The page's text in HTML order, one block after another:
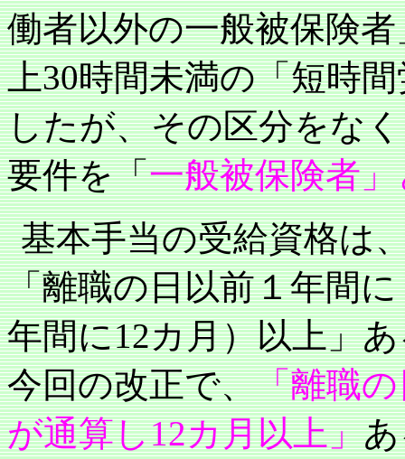
働者以外の一般被保険
上30時間未満の「短時
したが、その区分をな
要件を「一般被保険者
基本手当の受給資格は
「離職の日以前１年間
年間に12カ月）以上」
今回の改正で、「離職
が通算し12カ月以上」